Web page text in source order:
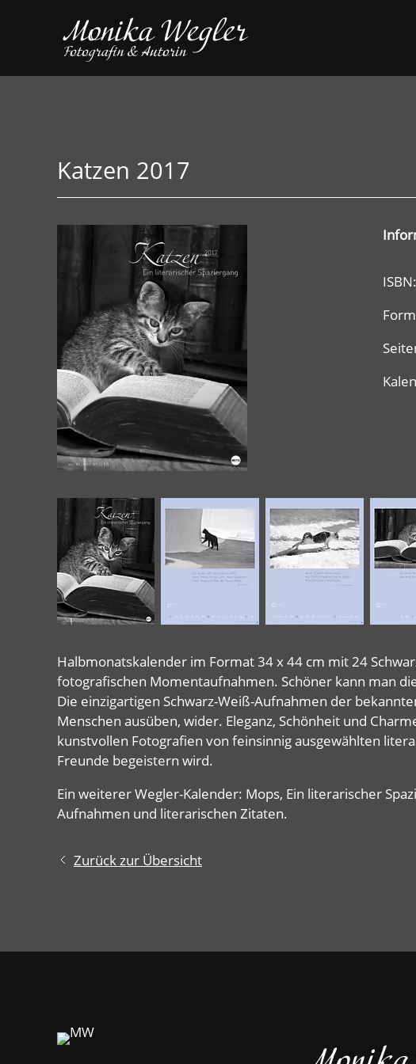
Katzen 2017
Halbmonatskalender im Format 34 x 44 cm mit 24
fotografischen Momentaufnahmen. Schöner kann man
Die einzigartigen Schwarz-Weiß-Aufnahmen der
Menschen ausüben, wider. Eleganz, Schönheit und
kunstvollen Fotografien von feinsinnig ausgewählten
Freunde begeistern wird.
Ein weiterer Wegler-Kalender: Mops, Ein literarischer
Aufnahmen und literarischen Zitaten.
Zurück zur Übersicht